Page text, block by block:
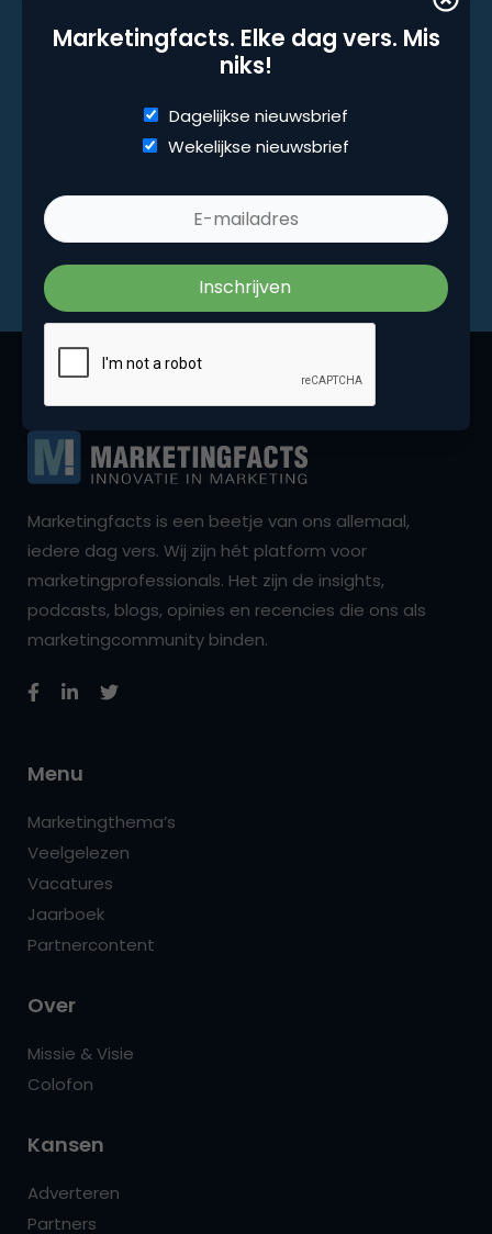
Marketingfacts. Elke dag vers. Mis
niks!
Dagelijkse nieuwsbrief
Wekelijkse nieuwsbrief
Marketingfacts is een beetje van ons allemaal,
iedere dag vers. Wij zijn hét platform voor
marketingprofessionals. Het zijn de insights,
podcasts, blogs, opinies en recencies die ons als
marketingcommunity binden.
Menu
Marketingthema’s
Veelgelezen
Vacatures
Jaarboek
Partnercontent
Over
Missie & Visie
Colofon
Kansen
Adverteren
Partners